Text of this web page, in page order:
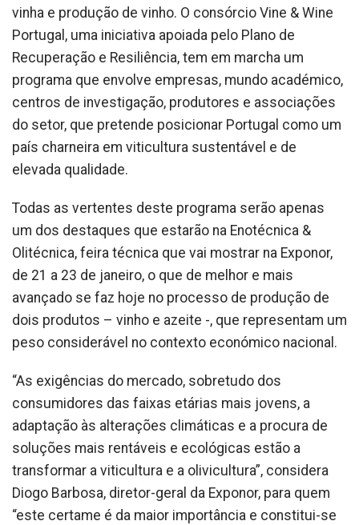
vinha e produção de vinho. O consórcio Vine & Wine
Portugal, uma iniciativa apoiada pelo Plano de
Recuperação e Resiliência, tem em marcha um
programa que envolve empresas, mundo académico,
centros de investigação, produtores e associações
do setor, que pretende posicionar Portugal como um
país charneira em viticultura sustentável e de
elevada qualidade.
Todas as vertentes deste programa serão apenas
um dos destaques que estarão na Enotécnica &
Olitécnica, feira técnica que vai mostrar na Exponor,
de 21 a 23 de janeiro, o que de melhor e mais
avançado se faz hoje no processo de produção de
dois produtos – vinho e azeite -, que representam um
peso considerável no contexto económico nacional.
“As exigências do mercado, sobretudo dos
consumidores das faixas etárias mais jovens, a
adaptação às alterações climáticas e a procura de
soluções mais rentáveis e ecológicas estão a
transformar a viticultura e a olivicultura”, considera
Diogo Barbosa, diretor-geral da Exponor, para quem
“este certame é da maior importância e constitui-se